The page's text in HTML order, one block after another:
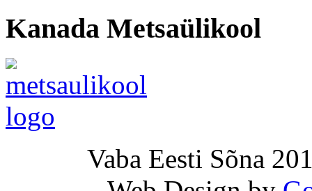
Kanada Metsaülikool
Vaba Eesti Sõna